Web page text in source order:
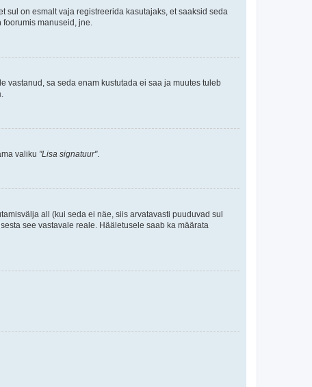
sul on esmalt vaja registreerida kasutajaks, et saaksid seda
manuseid, jne.
vastanud, sa seda enam kustutada ei saa ja muutes tuleb
valiku "Lisa signatuur".
all (kui seda ei näe, siis arvatavasti puuduvad sul
see vastavale reale. Hääletusele saab ka määrata